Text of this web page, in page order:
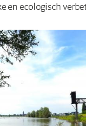
en ecologisch